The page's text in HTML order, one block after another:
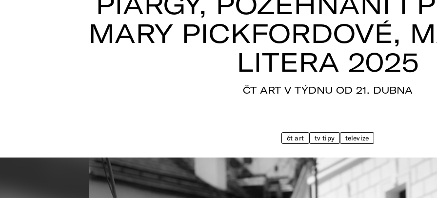
MARY PICKFORDOVÉ,
LITERA 2025
ČT ART V TÝDNU OD 21. DUBNA
čt art tv tipy televize